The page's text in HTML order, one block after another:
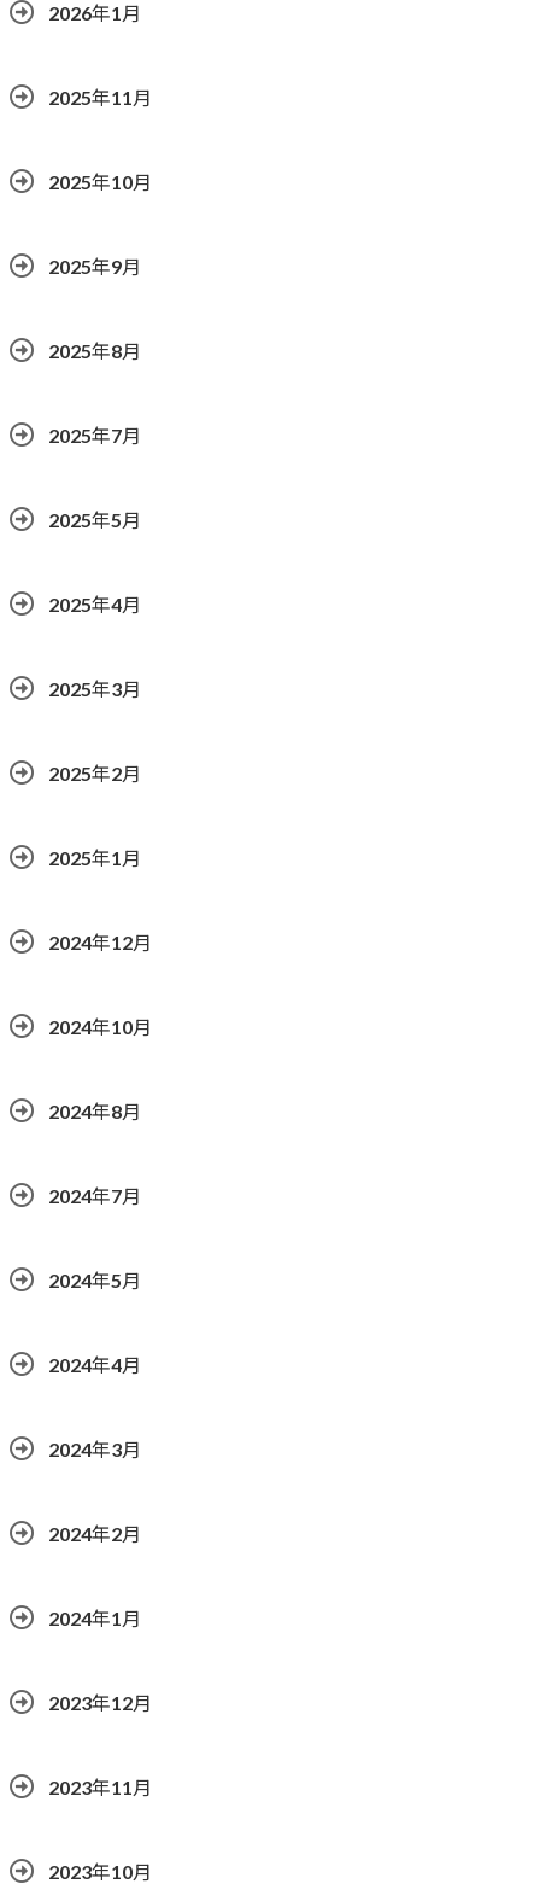
2026年1月
2025年11月
2025年10月
2025年9月
2025年8月
2025年7月
2025年5月
2025年4月
2025年3月
2025年2月
2025年1月
2024年12月
2024年10月
2024年8月
2024年7月
2024年5月
2024年4月
2024年3月
2024年2月
2024年1月
2023年12月
2023年11月
2023年10月